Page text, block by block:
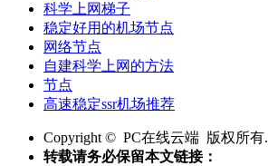
科学上网梯子
稳定好用的机场节点
网络节点
自建科学上网的方法
节点
高速稳定ssr机场推荐
Copyright © PC在线云端 版权所有.
转载请务必保留本文链接：